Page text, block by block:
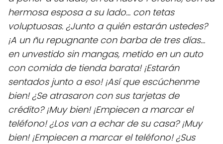
hermosa esposa a su lado... con tetas
voluptuosas. ¿Junto a quién estarán ustedes?
¡A un ñu repugnante con barba de tres días...
en unvestido sin mangas, metido en un auto
con comida de tienda barata! ¡Estarán
sentados junto a eso! ¡Así que escúchenme
bien! ¿Se atrasaron con sus tarjetas de
crédito? ¡Muy bien! ¡Empiecen a marcar el
teléfono! ¿Los van a echar de su casa? ¡Muy
bien! ¡Empiecen a marcar el teléfono! ¿Sus